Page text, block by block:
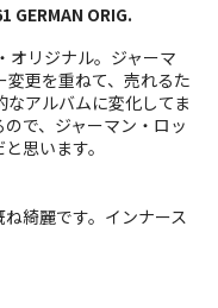
GERMAN ORIG.
リジナル。ジャーマ
更を重ねて、売れるた
アルバムに変化してま
で、ジャーマン・ロッ
思います。
綺麗です。インナース